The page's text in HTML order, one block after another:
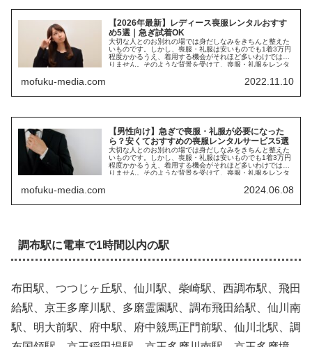
【2026年最新】レディース喪服レンタルおすす
め5選｜急ぎ試着OK
大切な人とのお別れの場では身だしなみをきちんと整えた
いものです。しかし、喪服・礼服は安いものでも1着3万円
程度かかるうえ、着用する機会がそれほど多いわけではあ
りません。そのような背景を受けて、喪服・礼服をレンタ
mofuku-media.com 2022.11.10
【男性向け】急ぎで喪服・礼服が必要になった
ら？安くておすすめの喪服レンタルサービス5選
大切な人とのお別れの場では身だしなみをきちんと整えた
いものです。しかし、喪服・礼服は安いものでも1着3万円
程度かかるうえ、着用する機会がそれほど多いわけではあ
りません。そのような背景を受けて、喪服・礼服をレンタ
mofuku-media.com 2024.06.08
調布駅に電車で1時間以内の駅
布田駅、つつじヶ丘駅、仙川駅、柴崎駅、西調布駅、飛田
給駅、京王多摩川駅、多磨霊園駅、調布飛田給駅、仙川南
駅、明大前駅、府中駅、府中競馬正門前駅、仙川北駅、調